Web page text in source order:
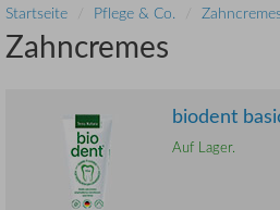
Startseite Pflege & Co.
Zahncremes
biodent
Auf Lager.